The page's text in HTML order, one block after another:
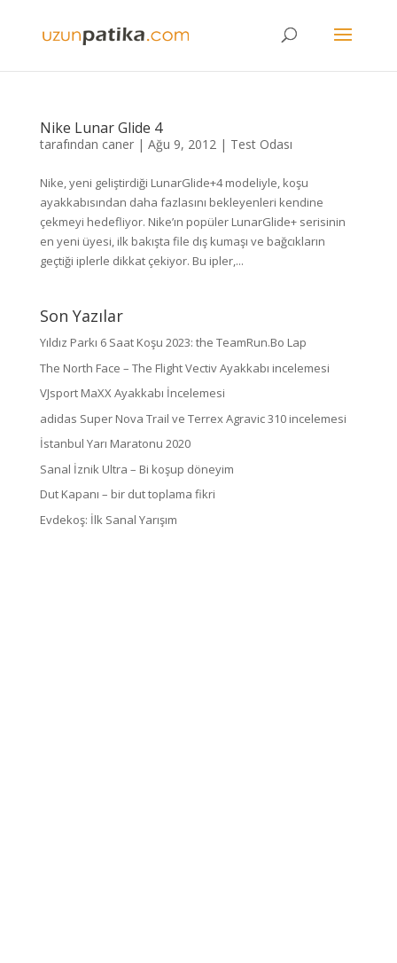
Nike Lunar Glide 4
tarafından caner| Ağu 9, 2012| Test Odası
Nike, yeni geliştirdiği LunarGlide+4 modeliyle, koşu
ayakkabısından daha fazlasını bekleyenleri kendine
çekmeyi hedefliyor. Nike’ın popüler LunarGlide+ serisinin
en yeni üyesi, ilk bakışta file dış kumaşı ve bağcıkların
geçtiği iplerle dikkat çekiyor. Bu ipler,...
Son Yazılar
Yıldız Parkı 6 Saat Koşu 2023: the TeamRun.Bo Lap
The North Face – The Flight Vectiv Ayakkabı incelemesi
VJsport MaXX Ayakkabı İncelemesi
adidas Super Nova Trail ve Terrex Agravic 310 incelemesi
İstanbul Yarı Maratonu 2020
Sanal İznik Ultra – Bi koşup döneyim
Dut Kapanı – bir dut toplama fikri
Evdekoş: İlk Sanal Yarışım